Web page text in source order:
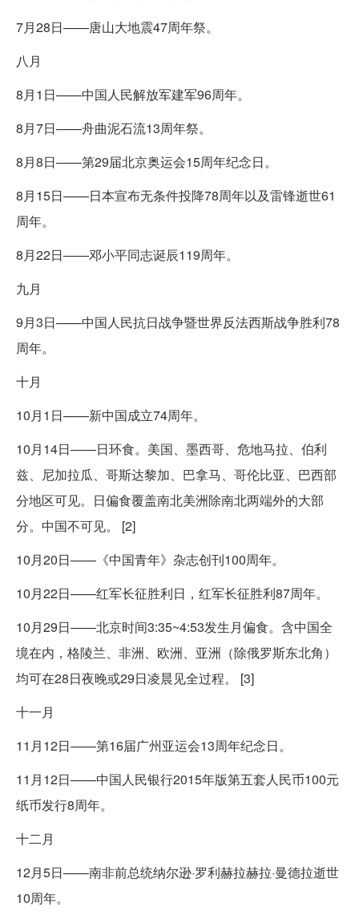
7月28日——唐山大地震47周年祭。
八月
8月1日——中国人民解放军建军96周年。
8月7日——舟曲泥石流13周年祭。
8月8日——第29届北京奥运会15周年纪念日。
8月15日——日本宣布无条件投降78周年以及雷锋逝世61
周年。
8月22日——邓小平同志诞辰119周年。
九月
9月3日——中国人民抗日战争暨世界反法西斯战争胜利78
周年。
十月
10月1日——新中国成立74周年。
10月14日——日环食。美国、墨西哥、危地马拉、伯利
兹、尼加拉瓜、哥斯达黎加、巴拿马、哥伦比亚、巴西部
分地区可见。日偏食覆盖南北美洲除南北两端外的大部
分。中国不可见。 [2]
10月20日——《中国青年》杂志创刊100周年。
10月22日——红军长征胜利日，红军长征胜利87周年。
10月29日——北京时间3:35~4:53发生月偏食。含中国全
境在内，格陵兰、非洲、欧洲、亚洲（除俄罗斯东北角）
均可在28日夜晚或29日凌晨见全过程。 [3]
十一月
11月12日——第16届广州亚运会13周年纪念日。
11月12日——中国人民银行2015年版第五套人民币100元
纸币发行8周年。
十二月
12月5日——南非前总统纳尔逊·罗利赫拉赫拉·曼德拉逝世
10周年。